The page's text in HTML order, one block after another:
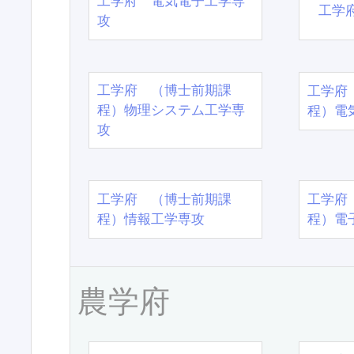
攻
工学
工学府 （博士前期課
程）物理システム工学専
攻
工学
程）電
工学府 （博士前期課
程）情報工学専攻
工学
程）電
農学府